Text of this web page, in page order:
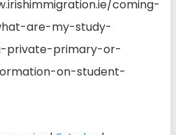
coming-
are-my-study-
private-primary-or-
on-student-